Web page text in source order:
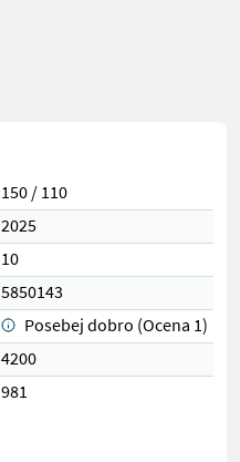
150 / 110
2025
10
5850143
Posebej dobro (Ocena 1)
4200
981